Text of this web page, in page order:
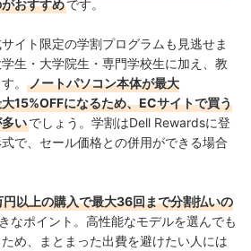
おすすめです。
イト限定の学割プログラムも見逃せま
生・大学院生・専門学校生に加え、教
。
ノートパソコン本体が最大
15%OFFになるため、ECサイトで買う
いでしょう。学割はDell Rewardsに登
で、セール価格との併用ができる場合
円以上の購入で最大36回まで分割払いの
なポイント。高性能なモデルを選んでも
め、まとまった出費を避けたい人には